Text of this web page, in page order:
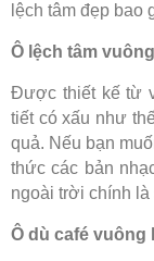
lệch tâm đẹp bao
Ô lệch tâm
Được thiết kế từ
tiết có xấu như
quả. Nếu bạn
thức các bản
ngoài trời chính
Ô dù café vuông